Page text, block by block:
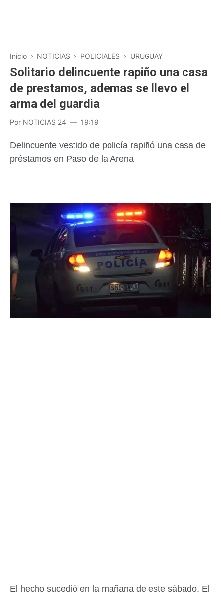
Inicio › NOTICIAS › POLICIALES › URUGUAY
Solitario delincuente rapiño una casa
de prestamos, ademas se llevo el
arma del guardia
Por NOTICIAS 24 19:19
Delincuente vestido de policía rapiñó una casa de
préstamos en Paso de la Arena
El hecho sucedió en la mañana de este sábado. El